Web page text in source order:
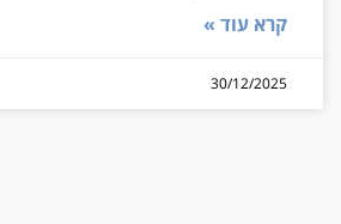
קרא עוד »
30/12/2025